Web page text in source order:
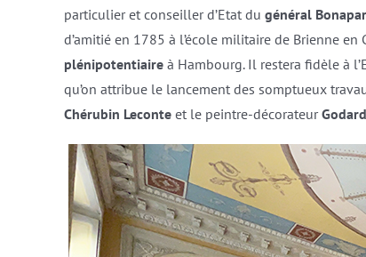
particulier et conseiller d’Etat du général
d’amitié en 1785 à l’école militaire de Brienne
plénipotentiaireà Hambourg. Il restera fidèle à
qu’on attribue le lancement des somptueux
Chérubin Leconte et le peintre-décorateur